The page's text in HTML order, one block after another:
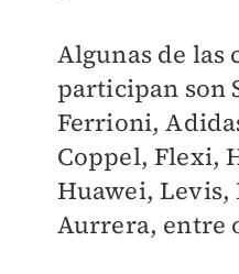
Algunas de las
participan son
Ferrioni,
Coppel, Flexi,
Huawei, Levis,
Aurrera, entre